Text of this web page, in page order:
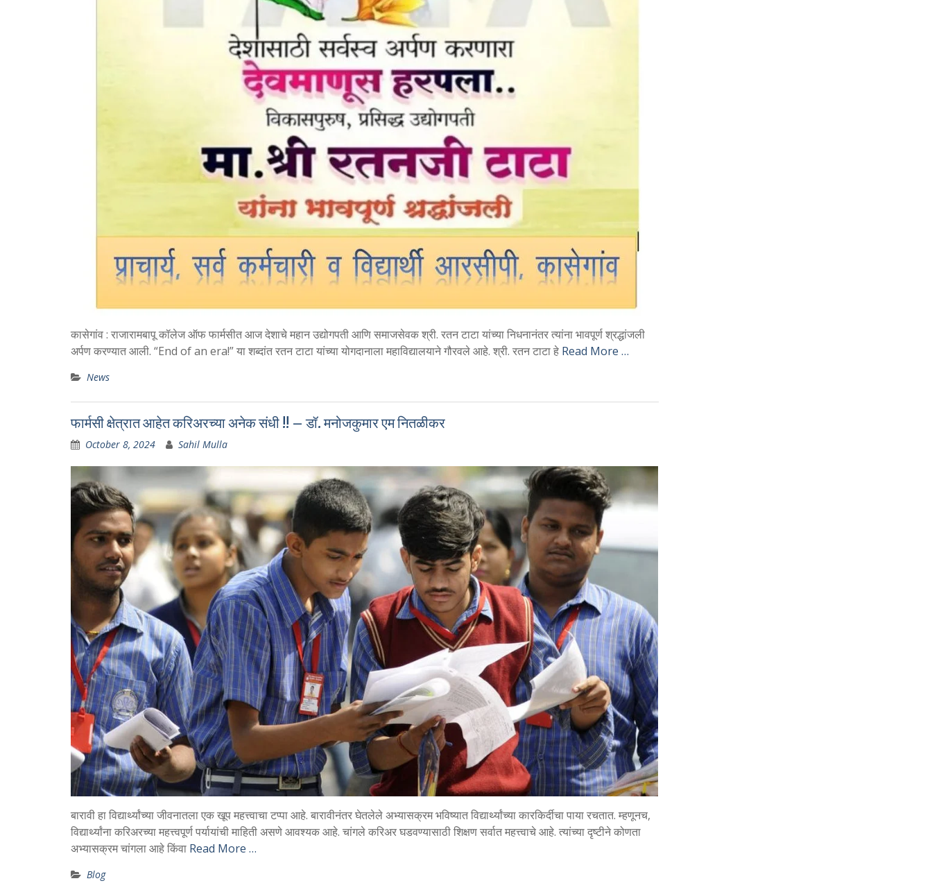
कासेगांव : राजारामबापू कॉलेज ऑफ फार्मसीत आज देशाचे महान उद्योगपती आणि समाजसेवक श्री. रतन टाटा यांच्या निधनानंतर त्यांना भावपूर्ण श्रद्धांजली
अर्पण करण्यात आली. “End of an era!” या शब्दांत रतन टाटा यांच्या योगदानाला महाविद्यालयाने गौरवले आहे. श्री. रतन टाटा हे Read More …
News
फार्मसी क्षेत्रात आहेत करिअरच्या अनेक संधी !! – डॉ. मनोजकुमार एम नितळीकर
October 8, 2024 Sahil Mulla
बारावी हा विद्यार्थ्यांच्या जीवनातला एक खूप महत्त्वाचा टप्पा आहे. बारावीनंतर घेतलेले अभ्यासक्रम भविष्यात विद्यार्थ्यांच्या कारकिर्दीचा पाया रचतात. म्हणूनच,
विद्यार्थ्यांना करिअरच्या महत्त्वपूर्ण पर्यायांची माहिती असणे आवश्यक आहे. चांगले करिअर घडवण्यासाठी शिक्षण सर्वात महत्त्वाचे आहे. त्यांच्या दृष्टीने कोणता
अभ्यासक्रम चांगला आहे किंवा Read More …
Blog